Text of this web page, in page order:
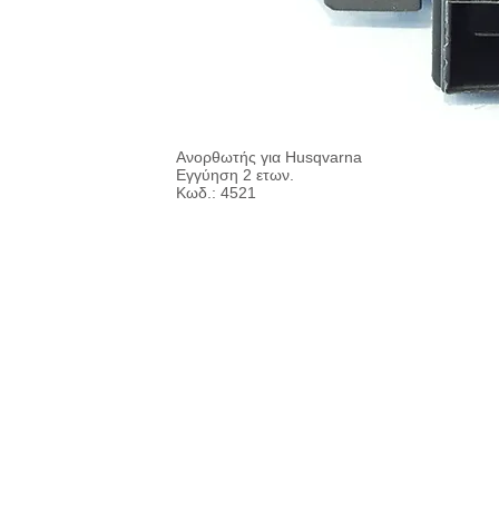
Ανορθωτής για Husqvarna
Εγγύηση 2 ετων.
Κωδ.: 4521